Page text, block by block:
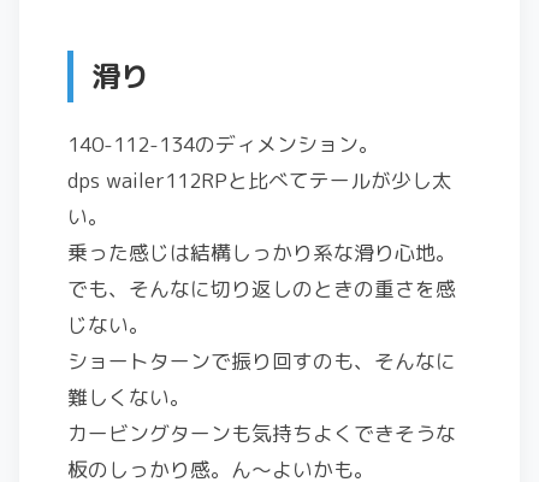
滑り
140-112-134のディメンション。
dps wailer112RPと比べてテールが少し太
い。
乗った感じは結構しっかり系な滑り心地。
でも、そんなに切り返しのときの重さを感
じない。
ショートターンで振り回すのも、そんなに
難しくない。
カービングターンも気持ちよくできそうな
板のしっかり感。ん～よいかも。